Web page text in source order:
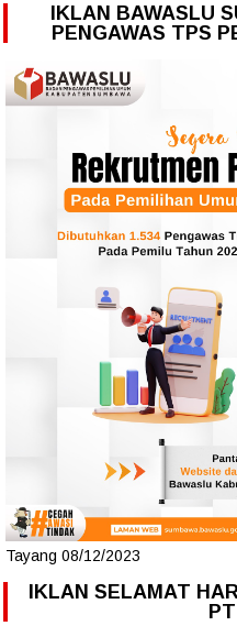
IKLAN BAWASLU
PENGAWAS TPS
Tayang 08/12/2023
IKLAN SELAMAT